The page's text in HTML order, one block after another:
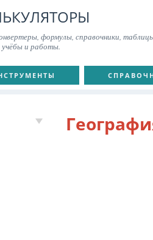
формулы, справочники,
учёбы и работы.